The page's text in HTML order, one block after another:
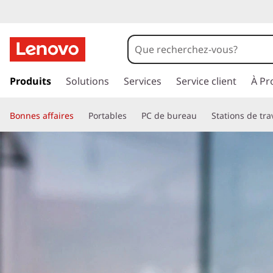
a
e
r
u
Produits Solutions Services Service client À
Bonnes affaires Portables PC de bureau Stations de